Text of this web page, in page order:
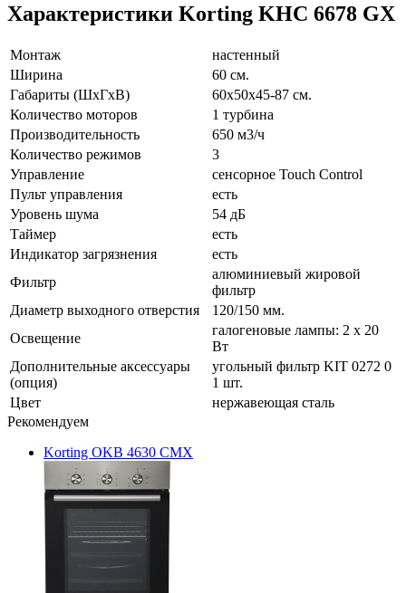
Характеристики Korting KHC 6678 GX
Монтаж
настенный
Ширина
60 см.
Габариты (ШхГхВ)
60х50х45-87 см.
Количество моторов
1 турбина
Производительность
650 м3/ч
Количество режимов
3
Управление
сенсорное Touch Control
Пульт управления
есть
Уровень шума
54 дБ
Таймер
есть
Индикатор загрязнения
есть
Фильтр
алюминиевый жировой
фильтр
Диаметр выходного отверстия
120/150 мм.
Освещение
галогеновые лампы: 2 х 20
Вт
Дополнительные аксессуары
(опция)
угольный фильтр KIT 0272 0
1 шт.
Цвет
нержавеющая сталь
Рекомендуем
Korting OKB 4630 CMX